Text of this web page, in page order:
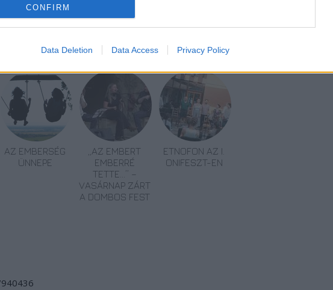
CONFIRM
Data Deletion Data Access Privacy Policy
Pharmakon
AZ EMBERSÉG
ÜNNEPE
„AZ EMBERT
EMBERRÉ
TETTE…” –
VASÁRNAP ZÁRT
A DOMBOS FEST
ETNOFON AZ I.
ONIFESZT-EN